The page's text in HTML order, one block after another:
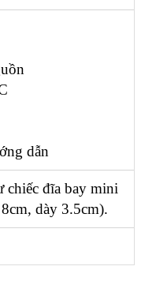
dẫn
chiếc đĩa bay mini
dày 3.5cm).